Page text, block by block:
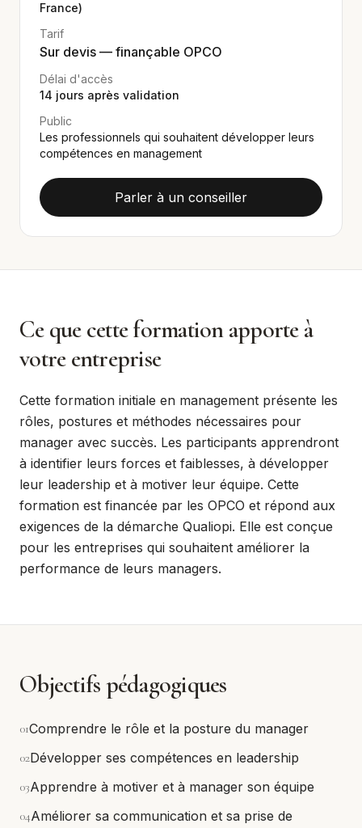
France)
Tarif
Sur devis — finançable OPCO
Délai d'accès
14 jours après validation
Public
Les professionnels qui souhaitent développer leurs
compétences en management
Parler à un conseiller
Ce que cette formation apporte à
votre entreprise
Cette formation initiale en management présente les
rôles, postures et méthodes nécessaires pour
manager avec succès. Les participants apprendront
à identifier leurs forces et faiblesses, à développer
leur leadership et à motiver leur équipe. Cette
formation est financée par les OPCO et répond aux
exigences de la démarche Qualiopi. Elle est conçue
pour les entreprises qui souhaitent améliorer la
performance de leurs managers.
Objectifs pédagogiques
01Comprendre le rôle et la posture du manager
02Développer ses compétences en leadership
03Apprendre à motiver et à manager son équipe
04Améliorer sa communication et sa prise de